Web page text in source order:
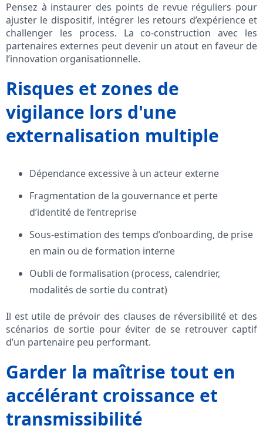
Pensez à instaurer des points de revue réguliers pour
ajuster le dispositif, intégrer les retours d’expérience et
challenger les process. La co-construction avec les
partenaires externes peut devenir un atout en faveur de
l’innovation organisationnelle.
Risques et zones de
vigilance lors d'une
externalisation multiple
Dépendance excessive à un acteur externe
Fragmentation de la gouvernance et perte
d’identité de l’entreprise
Sous-estimation des temps d’onboarding, de prise
en main ou de formation interne
Oubli de formalisation (process, calendrier,
modalités de sortie du contrat)
Il est utile de prévoir des clauses de réversibilité et des
scénarios de sortie pour éviter de se retrouver captif
d’un partenaire peu performant.
Garder la maîtrise tout en
accélérant croissance et
transmissibilité